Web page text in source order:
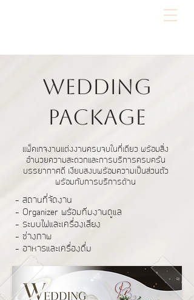
Wedding
Package
แพ็คเกจงานแต่งงานครบจบในที่เดียว พร้อมสิ่ง
อำนวยความสะดวกและการบริการครบครัน
บรรยากาศดี เงียบสงบพร้อมความเป็นส่วนตัว
พร้อมกับการบริการด้าน
- สถานที่จัดงาน
- Organizer พร้อมทีมงานดูแล
- ระบบไฟและเครื่องเสียง
- ช่างภาพ
- อาหารและเครื่องดื่ม